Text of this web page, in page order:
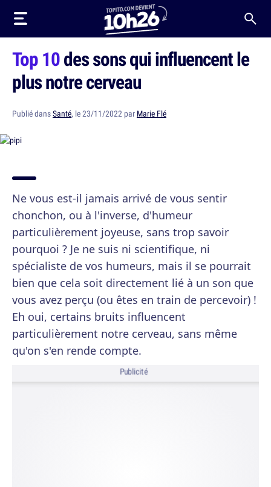
Top 10des sons qui influencent le
plus notre cerveau
Publié dansSanté, le 23/11/2022 par Marie Flé
Ne vous est-il jamais arrivé de vous sentir
chonchon, ou à l'inverse, d'humeur
particulièrement joyeuse, sans trop savoir
pourquoi ? Je ne suis ni scientifique, ni
spécialiste de vos humeurs, mais il se pourrait
bien que cela soit directement lié à un son que
vous avez perçu (ou êtes en train de percevoir) !
Eh oui, certains bruits influencent
particulièrement notre cerveau, sans même
qu'on s'en rende compte.
Publicité